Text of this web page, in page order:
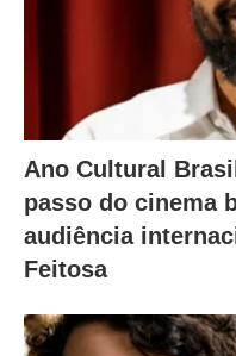
ú
d
o
a
a
Ano Cultural
passo do cinema
audiência
Feitosa